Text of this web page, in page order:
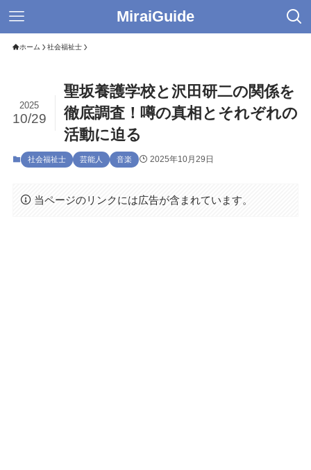
MiraiGuide
ホーム 社会福祉士
聖坂養護学校と沢田研二の関係を
徹底調査！噂の真相とそれぞれの
活動に迫る
2025
10/29
社会福祉士 芸能人 音楽 2025年10月29日
当ページのリンクには広告が含まれています。